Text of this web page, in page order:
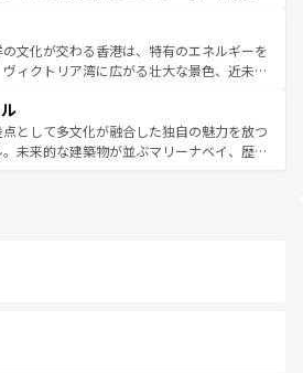
バインミー、ベトナムコーヒーなどは、ぜ
たい。どの地域を訪れてもあたたかい人々
てくれるので、きっと忘れられない旅にな
。
ている。北部ではチェンマイなどの山岳地
合い、南部ではプーケットやクラビの美し
ート気分を楽しむことができる。タイ料理
一年中温暖で、どの季節にも異なる楽しみ
親しみやすいタイの人々、仏教を中心とし
多様な観光資源が、訪れる旅人を魅了し続
文化が交わる香港は、特有のエネルギーを
ィクトリア湾に広がる壮大な景色、近未来
ても感動するはず。観光スポットが密集し
く見どころを回れるのも魅力。息をのむよ
化的な体験まで、香港を存分に楽しみ尽く
として多文化が融合した独自の魅力を放つ
未来的な建築物が並ぶマリーナベイ、歴史
は地元の風情を楽しめる外せないスポット